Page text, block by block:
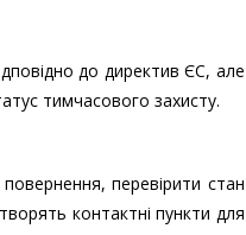
до директив ЄС, але
тимчасового захисту.
перевірити стан
контактні пункти для